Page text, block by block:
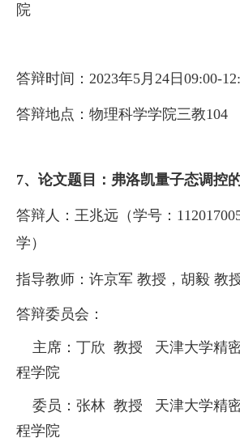
院
答辩时间： 2023年5月 24 日 09:00-
答辩地点： 物理科学学院三教104
7、论文题目： 弗洛凯量子态调控
答辩人： 王兆远（学号：
学）
指导教师： 许京军 教授， 胡毅 教
答辩委员会：
主席：丁欣 教授 天津大学精
程学院
委员：张林 教授 天津大学精
程学院